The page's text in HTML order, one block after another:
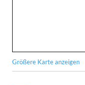
Größere Karte anzeigen